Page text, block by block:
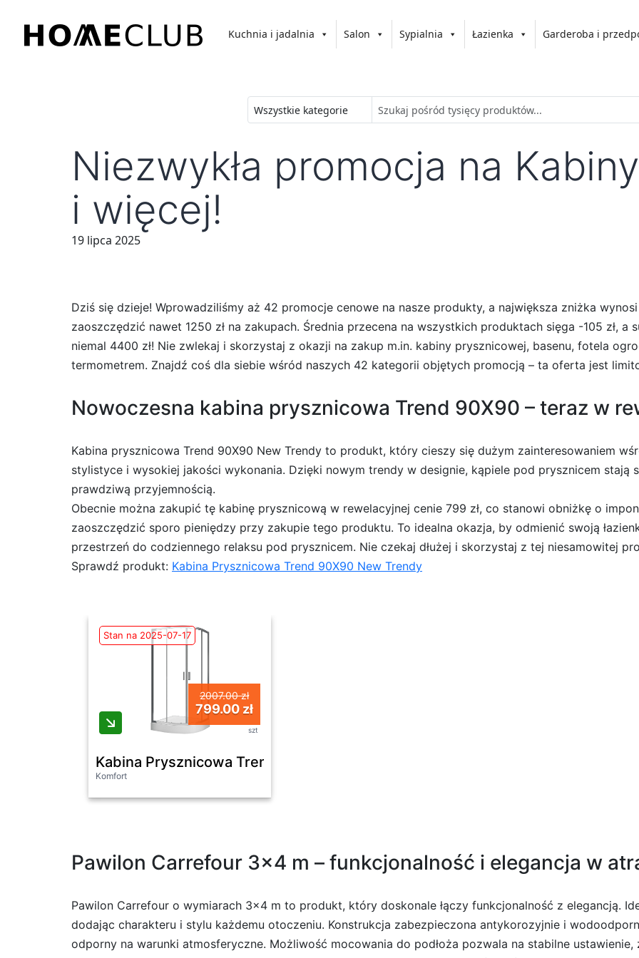
treści
Kuchnia i jadalnia Salon Sypialnia Łazienka Garderoba i
Niezwykła promocja na
i więcej!
19 lipca 2025
Dziś się dzieje! Wprowadziliśmy aż 42 promocje cenowe na nasze produkty, a największa zniżka
zaoszczędzić nawet 1250 zł na zakupach. Średnia przecena na wszystkich produktach sięga -105 zł,
niemal 4400 zł! Nie zwlekaj i skorzystaj z okazji na zakup m.in. kabiny prysznicowej, basenu, fotela
termometrem. Znajdź coś dla siebie wśród naszych 42 kategorii objętych promocją – ta oferta jest
Nowoczesna kabina prysznicowa Trend 90X90 – teraz w
Kabina prysznicowa Trend 90X90 New Trendy to produkt, który cieszy się dużym zainteresowaniem
stylistyce i wysokiej jakości wykonania. Dzięki nowym trendy w designie, kąpiele pod prysznicem stają
prawdziwą przyjemnością.
Obecnie można zakupić tę kabinę prysznicową w rewelacyjnej cenie 799 zł, co stanowi obniżkę o
zaoszczędzić sporo pieniędzy przy zakupie tego produktu. To idealna okazja, by odmienić swoją
przestrzeń do codziennego relaksu pod prysznicem. Nie czekaj dłużej i skorzystaj z tej niesamowitej
Sprawdź produkt: Kabina Prysznicowa Trend 90X90 New Trendy
Stan na 2025-07-17
2007.00 zł
799.00 zł
szt
Kabina Prysznicowa Trend 90X90 New Trendy
Komfort
Pawilon Carrefour 3×4 m – funkcjonalność i elegancja w
Pawilon Carrefour o wymiarach 3×4 m to produkt, który doskonale łączy funkcjonalność z elegancją.
dodając charakteru i stylu każdemu otoczeniu. Konstrukcja zabezpieczona antykorozyjnie i
odporny na warunki atmosferyczne. Możliwość mocowania do podłoża pozwala na stabilne